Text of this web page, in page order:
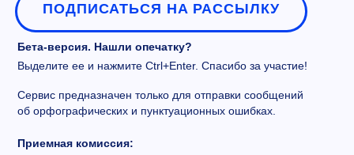
ПОДПИСАТЬСЯ НА РАССЫЛКУ
Бета-версия. Нашли опечатку?
Выделите ее и нажмите Ctrl+Enter. Спасибо за участие!
Сервис предназначен только для отправки сообщений
об орфографических и пунктуационных ошибках.
Приемная комиссия: